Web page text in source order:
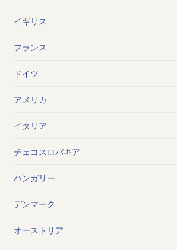
イギリス
フランス
ドイツ
アメリカ
イタリア
チェコスロバキア
ハンガリー
デンマーク
オーストリア